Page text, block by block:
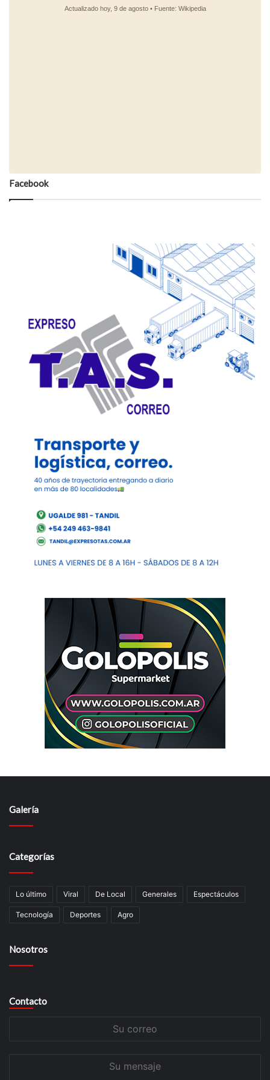
Facebook
Galería
Categorías
Lo último Viral De Local Generales Espectáculos
Tecnologí­a Deportes Agro
Nosotros
Contacto